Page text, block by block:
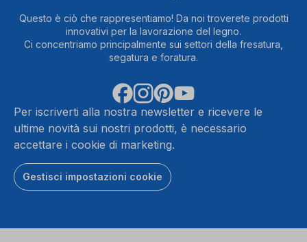
Questo è ciò che rappresentiamo! Da noi troverete prodotti
innovativi per la lavorazione del legno.
Ci concentriamo principalmente sui settori della fresatura,
segatura e foratura.
Per iscriverti alla nostra newsletter e ricevere le
ultime novità sui nostri prodotti, è necessario
accettare i cookie di marketing.
Gestisci impostazioni cookie